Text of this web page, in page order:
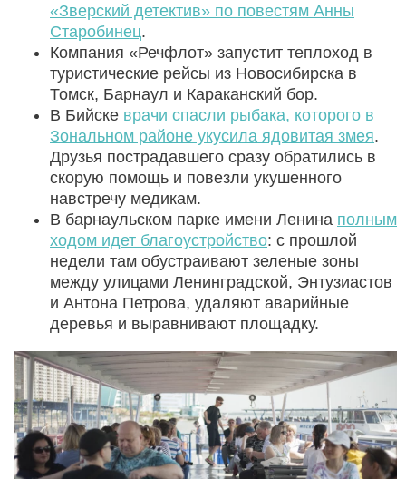
«Зверский детектив» по повестям Анны
Старобинец.
Компания «Речфлот» запустит теплоход в
туристические рейсы из Новосибирска в
Томск, Барнаул и Караканский бор.
В Бийске врачи спасли рыбака, которого в
Зональном районе укусила ядовитая змея.
Друзья пострадавшего сразу обратились в
скорую помощь и повезли укушенного
навстречу медикам.
В барнаульском парке имени Ленина полным
ходом идет благоустройство: с прошлой
недели там обустраивают зеленые зоны
между улицами Ленинградской, Энтузиастов
и Антона Петрова, удаляют аварийные
деревья и выравнивают площадку.